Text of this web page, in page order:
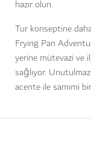
hazır olun.
Tur konseptine
Frying Pan
yerine mütevazi ve
sağlıyor.
acente ile samimi